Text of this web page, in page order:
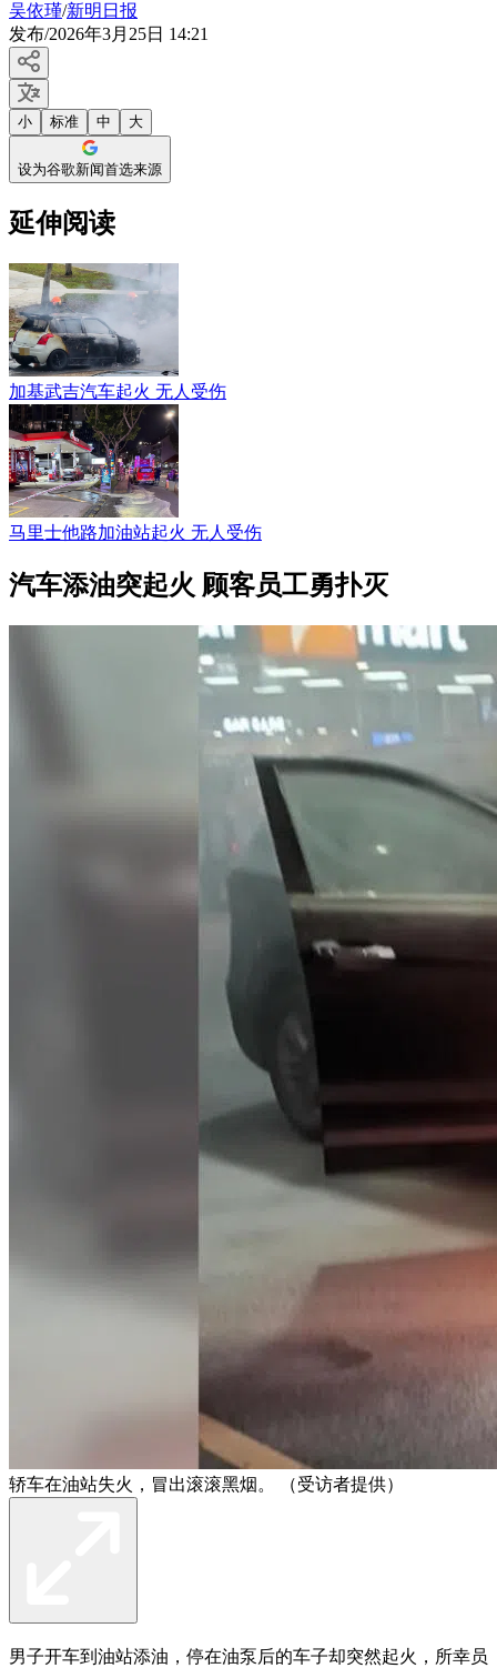
吴依瑾/新明日报
发布/2026年3月25日 14:21
小 标准 中 大
设为谷歌新闻首选来源
延伸阅读
加基武吉汽车起火 无人受伤
马里士他路加油站起火 无人受伤
汽车添油突起火 顾客员工勇扑灭
轿车在油站失火，冒出滚滚黑烟。 （受访者提供）
男子开车到油站添油，停在油泵后的车子却突然起火，所幸员